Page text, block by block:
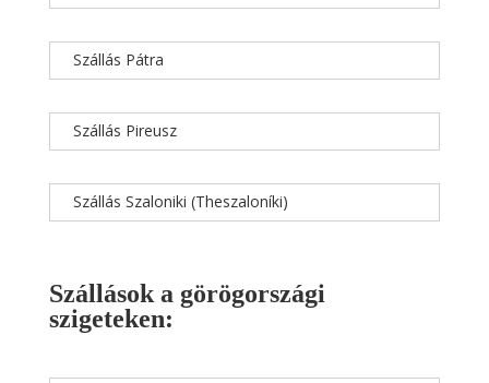
Szállás Pátra
Szállás Pireusz
Szállás Szaloniki (Theszaloníki)
Szállások a görögországi
szigeteken: